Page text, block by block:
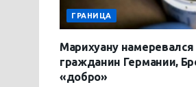
ГРАНИЦА
Марихуану намеревался
гражданин Германии,
«добро»